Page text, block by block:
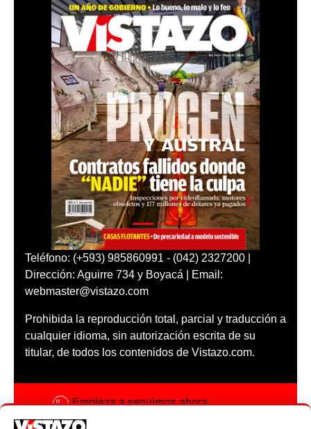
Teléfono: (+593) 985860991 - (042) 2327200 |
Dirección: Aguirre 734 y Boyacá | Email:
webmaster@vistazo.com
Prohibida la reproducción total, parcial y traducción a
cualquier idioma, sin autorización escrita de su
titular, de todos los contenidos de Vistazo.com.
Empieza a seguirnos ahora